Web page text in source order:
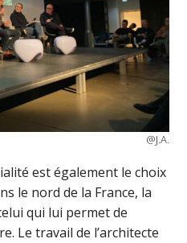
@J.A.
est également le choix
le nord de la France, la
qui lui permet de
Le travail de l’architecte